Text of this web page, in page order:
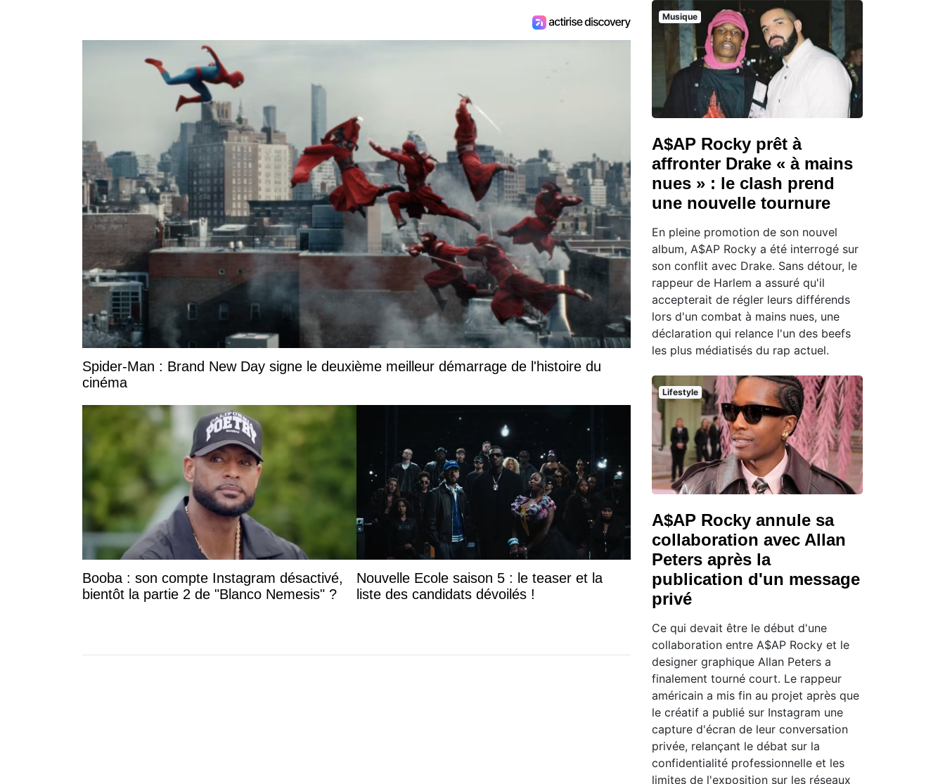
Spider-Man : Brand New Day signe le deuxième meilleur démarrage de l'histoire du
cinéma
Booba : son compte Instagram désactivé,
bientôt la partie 2 de "Blanco Nemesis" ?
Nouvelle Ecole saison 5 : le teaser et la
liste des candidats dévoilés !
Musique
A$AP Rocky prêt à
affronter Drake « à mains
nues » : le clash prend
une nouvelle tournure
En pleine promotion de son nouvel
album, A$AP Rocky a été interrogé sur
son conflit avec Drake. Sans détour, le
rappeur de Harlem a assuré qu'il
accepterait de régler leurs différends
lors d'un combat à mains nues, une
déclaration qui relance l'un des beefs
les plus médiatisés du rap actuel.
Lifestyle
A$AP Rocky annule sa
collaboration avec Allan
Peters après la
publication d'un message
privé
Ce qui devait être le début d'une
collaboration entre A$AP Rocky et le
designer graphique Allan Peters a
finalement tourné court. Le rappeur
américain a mis fin au projet après que
le créatif a publié sur Instagram une
capture d'écran de leur conversation
privée, relançant le débat sur la
confidentialité professionnelle et les
limites de l'exposition sur les réseaux